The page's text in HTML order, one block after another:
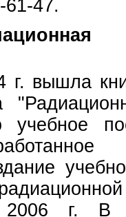
61-47.
г. вышла
2006 г. В